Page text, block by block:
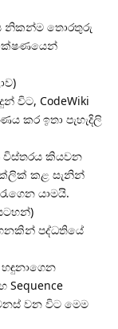
නිකන්ම තොරතුරු
විට, CodeWiki
කර ඉතා පැහැදිලි
විස්තරය කියවන
ක්ලික් කළ සැනින්
යාමයි.
පද්ධතියේ
Sequence
වන විට මෙම